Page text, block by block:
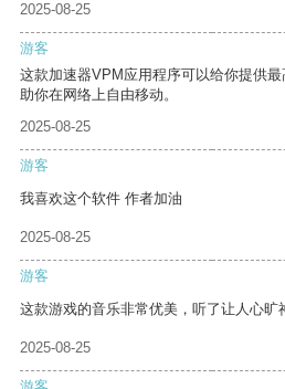
2025-08-25
游客
这款加速器VPM应用程序可以给你提供
助你在网络上自由移动。
2025-08-25
游客
我喜欢这个软件 作者加油
2025-08-25
游客
这款游戏的音乐非常优美，听了让人心旷
2025-08-25